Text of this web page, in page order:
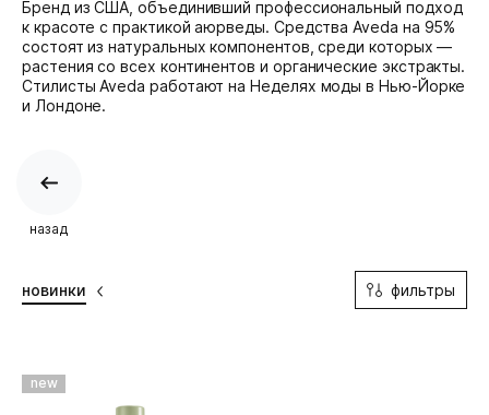
Бренд из США, объединивший профессиональный подход
к красоте с практикой аюрведы. Средства Aveda на 95%
состоят из натуральных компонентов, среди которых —
растения со всех континентов и органические экстракты.
Cтилисты Aveda работают на Неделях моды в Нью-Йорке
и Лондоне.
назад
новинки фильтры
new